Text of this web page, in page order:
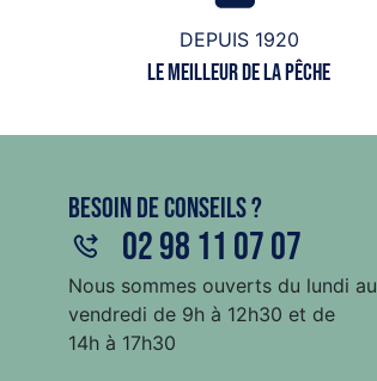
DEPUIS 1920
Le meilleur de la pêche
Besoin de conseils ?
02 98 11 07 07
Nous sommes ouverts du lundi au
vendredi de 9h à 12h30 et de
14h à 17h30